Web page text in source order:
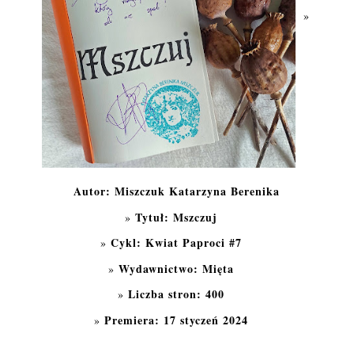
Autor: Miszczuk Katarzyna Berenika
Tytuł: Mszczuj
Cykl: Kwiat Paproci #7
Wydawnictwo: Mięta
Liczba stron: 400
Premiera: 17 styczeń 2024